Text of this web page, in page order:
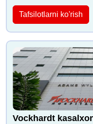
Tafsilotlarni ko'rish
Vockhardt